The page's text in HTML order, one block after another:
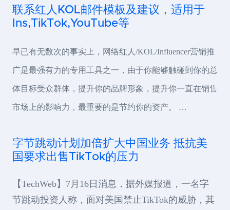
联系红人KOL邮件模板及建议，适用于
Ins,TikTok,YouTube等
早已有无数次的事实上，网络红人/KOL/Influencer营销推
广是最强有力的专用工具之一，由于你能够触碰到你的总
体目标受众群体，提升你的品牌形象，提升你一直在销售
市场上的影响力，最重要的是节约你的资产。 …
字节跳动计划加倍扩大中国业务 抵抗美
国要求出售TikTok的压力
【TechWeb】7月16日消息，据外媒报道，一名字
节跳动投资人称，面对美国禁止TikTok的威胁，其